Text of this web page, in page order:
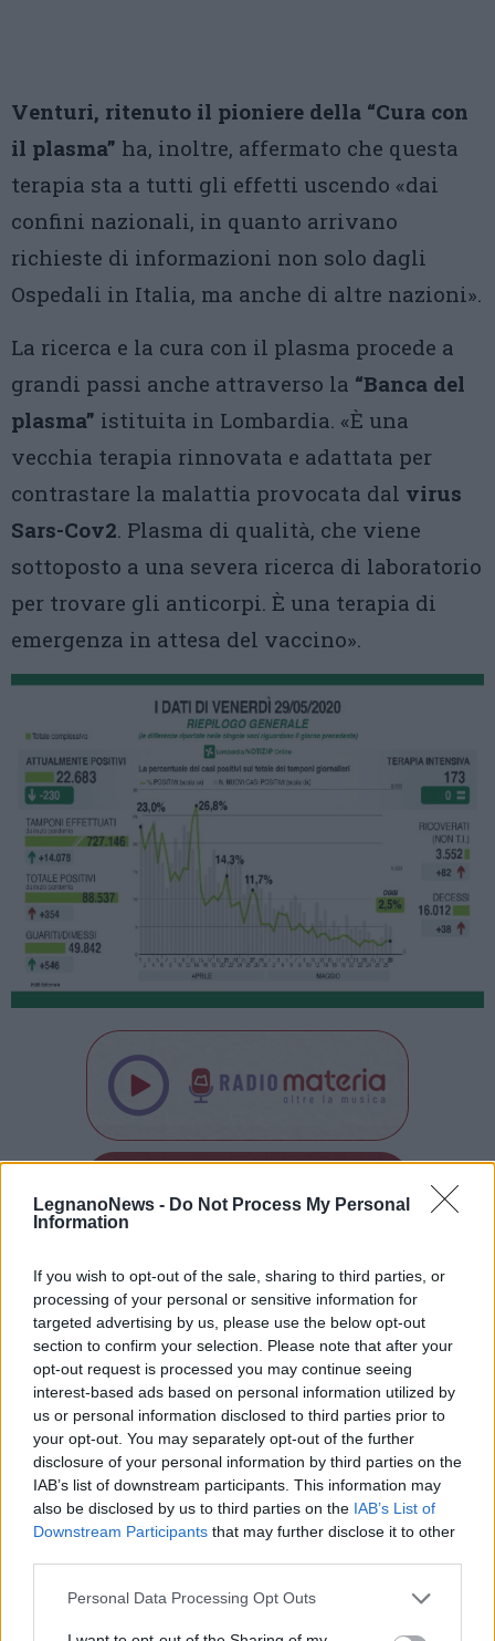
LegnanoNews - Do Not Process My Personal
Information
If you wish to opt-out of the sale, sharing to third parties, or
processing of your personal or sensitive information for
targeted advertising by us, please use the below opt-out
section to confirm your selection. Please note that after your
opt-out request is processed you may continue seeing
interest-based ads based on personal information utilized by
us or personal information disclosed to third parties prior to
your opt-out. You may separately opt-out of the further
disclosure of your personal information by third parties on the
IAB’s list of downstream participants. This information may
also be disclosed by us to third parties on the IAB’s List of
Downstream Participants that may further disclose it to other
Personal Data Processing Opt Outs
Venturi, ritenuto il pioniere della “Cura con
il plasma” ha, inoltre, affermato che questa
terapia sta a tutti gli effetti uscendo «dai
confini nazionali, in quanto arrivano
richieste di informazioni non solo dagli
Ospedali in Italia, ma anche di altre nazioni».
La ricerca e la cura con il plasma procede a
grandi passi anche attraverso la “Banca del
plasma” istituita in Lombardia. «È una
vecchia terapia rinnovata e adattata per
contrastare la malattia provocata dal virus
Sars-Cov2. Plasma di qualità, che viene
sottoposto a una severa ricerca di laboratorio
per trovare gli anticorpi. È una terapia di
emergenza in attesa del vaccino».
Via Confalonieri, 5
diagosto
LEGGI ANCHE
SALUTEIn Lombardia la “Banca del plasma
iperimmune” per la cura del Covid-19
SANITÀDal 3 giugno via libera nello spostamento tra
le regioni
PIÙ INFORMAZIONI SU
covid-19
LOMBARDIA